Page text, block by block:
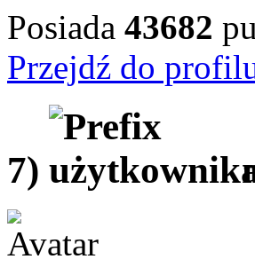
Posiada 43682
Przejdź do
7)